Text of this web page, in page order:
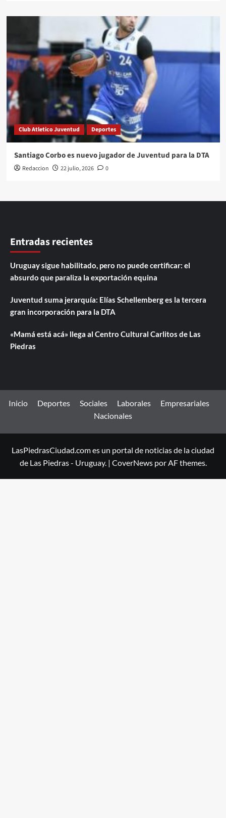
Club Atletico Juventud Deportes
Santiago Corbo es nuevo jugador de Juventud para la DTA
Redaccion 22 julio, 2026 0
Entradas recientes
Uruguay sigue habilitado, pero no puede certificar: el
absurdo que paraliza la exportación equina
Juventud suma jerarquía: Elías Schellemberg es la tercera
gran incorporación para la DTA
«Mamá está acá» llega al Centro Cultural Carlitos de Las
Piedras
Inicio Deportes Sociales Laborales
Empresariales
Nacionales
LasPiedrasCiudad.com es un portal de noticias de la ciudad
de Las Piedras - Uruguay. | CoverNewspor AF themes.